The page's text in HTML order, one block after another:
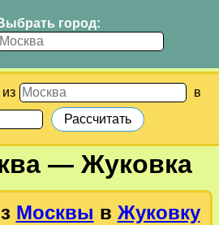
город:
в
— Жуковка
Москвы в Жуковку